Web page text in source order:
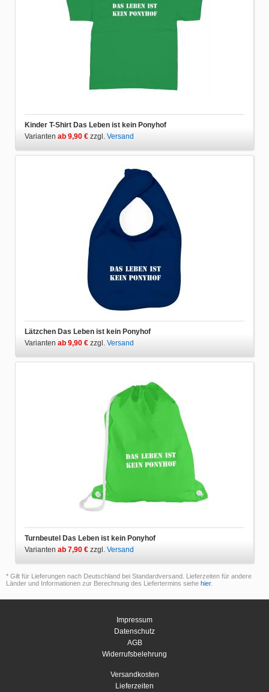
Kinder T-Shirt Das Leben ist kein Ponyhof
Varianten ab 9,90 € zzgl. Versand
Lätzchen Das Leben ist kein Ponyhof
Varianten ab 9,90 € zzgl. Versand
Turnbeutel Das Leben ist kein Ponyhof
Varianten ab 7,90 € zzgl. Versand
* Gilt für Lieferungen nach Deutschland bei Standardversand. Lieferzeiten für andere
Länder und Informationen zur Berechnung des Liefertermins siehe hier.
Impressum
Datenschutz
AGB
Widerrufsbelehrung
Versandkosten
Lieferzeiten